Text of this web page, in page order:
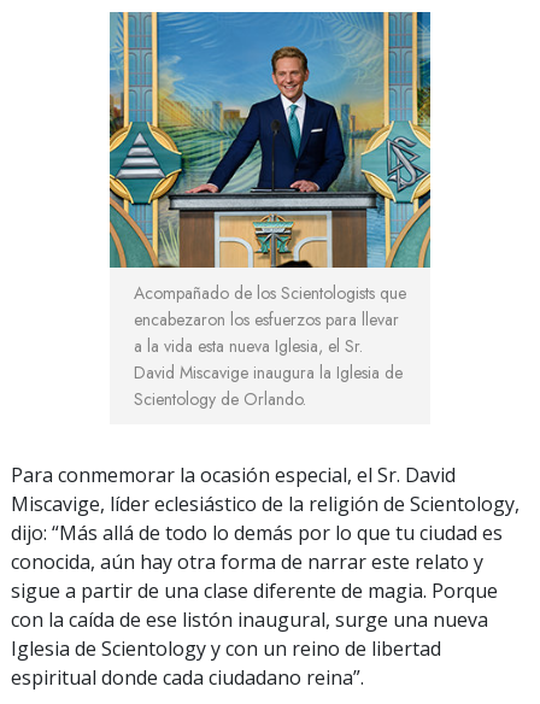
Acompañado de los Scientologists que
encabezaron los esfuerzos para llevar
a la vida esta nueva Iglesia, el Sr.
David Miscavige inaugura la Iglesia de
Scientology de Orlando.
Para conmemorar la ocasión especial, el Sr. David
Miscavige, líder eclesiástico de la religión de Scientology,
dijo: “Más allá de todo lo demás por lo que tu ciudad es
conocida, aún hay otra forma de narrar este relato y
sigue a partir de una clase diferente de magia. Porque
con la caída de ese listón inaugural, surge una nueva
Iglesia de Scientology y con un reino de libertad
espiritual donde cada ciudadano reina”.